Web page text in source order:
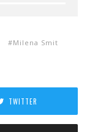
Milena Smit
TWITTER